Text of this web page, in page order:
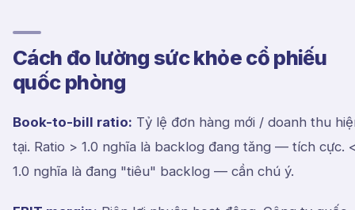
Cách đo lường sức khỏe cổ phiếu
quốc phòng
Book-to-bill ratio: Tỷ lệ đơn hàng mới / doanh thu
tại. Ratio > 1.0 nghĩa là backlog đang tăng — tích cực.
1.0 nghĩa là đang "tiêu" backlog — cần chú ý.